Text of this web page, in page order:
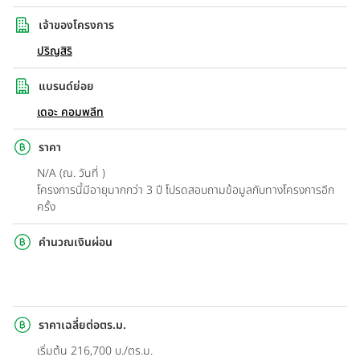
เจ้าของโครงการ
ปริญสิริ
แบรนด์ย่อย
เดอะ คอมพลีท
ราคา
N/A (ณ. วันที่ )
โครงการนี้มีอายุมากกว่า 3 ปี โปรดสอบถามข้อมูลกับทางโครงการอีก
ครั้ง
คำนวณเงินผ่อน
ราคาเฉลี่ยต่อตร.ม.
เริ่มต้น 216,700 บ./ตร.ม.